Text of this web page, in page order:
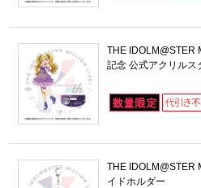
THE IDOLM@STER
記念 公式アクリルス
THE IDOLM@STER
イドホルダー